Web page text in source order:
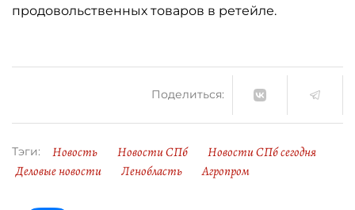
продовольственных товаров в ретейле.
Поделиться:
Тэги: Новость Новости СПб
Новости СПб сегодня
Деловые новости
Ленобласть Агропром